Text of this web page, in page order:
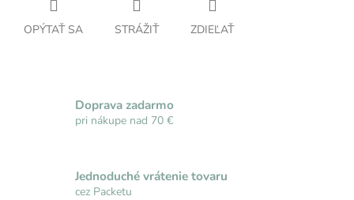
OPÝTAŤ SA STRÁŽIŤ ZDIEĽAŤ
Doprava zadarmo
pri nákupe nad 70 €
Jednoduché vrátenie tovaru
cez Packetu